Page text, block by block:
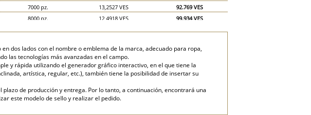
7000 pz.
13,2527 VES
92.769 VES
8000 pz.
12,4918 VES
99.934 VES
15000 pz.
9,5749 VES
143.624 VES
20000 pz.
8,814 VES 176.280 VES
dos lados con el nombre o emblema de la marca, adecuado para ropa,
las tecnologías más avanzadas en el campo.
y rápida utilizando el generador gráfico interactivo, en el que tiene la
artística, regular, etc.), también tiene la posibilidad de insertar su
de producción y entrega. Por lo tanto, a continuación, encontrará una
este modelo de sello y realizar el pedido.